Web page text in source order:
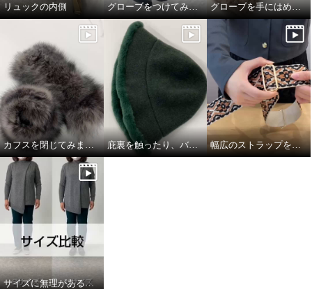
リュックの内側 グローブをつけてみました グローブを手にはめてみました
カフスを閉じてみました 庇裏を触ったり、バスクをグニグニしたり。 幅広のストラップを取り付けてみました
サイズに無理があると思いながら